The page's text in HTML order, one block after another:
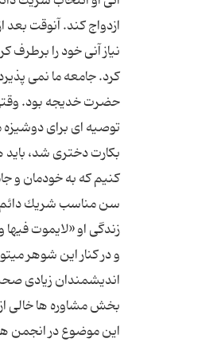
ازدواج كند. آنوقت
نیاز آنی خود را
كرد. جامعه ما نمی
حضرت خدیجه بود.
توصیه ای برای دوشیزه
بكارت دختری شد، باید
كنیم كه به خودمان و
سن مناسب شریك دائم
زندگی او «لایموت
و در كنار این شوهر
اندیشمندان زیادی
بخش مشاوره ها خالی
این موضوع در انجمن